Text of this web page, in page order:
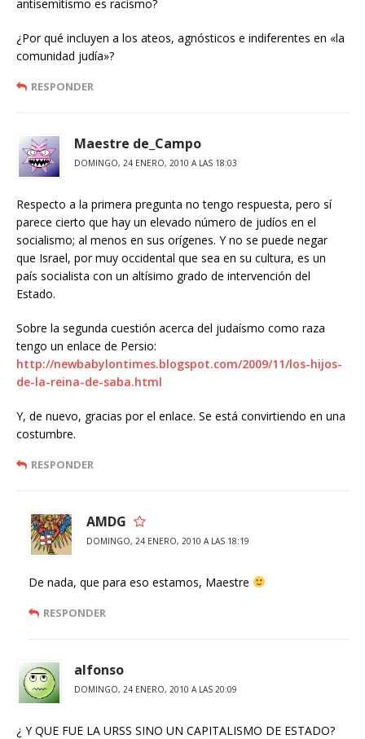
antisemitismo es racismo?
¿Por qué incluyen a los ateos, agnósticos e indiferentes en «la
comunidad judía»?
RESPONDER
Maestre de_Campo
DOMINGO, 24 ENERO, 2010 A LAS 18:03
Respecto a la primera pregunta no tengo respuesta, pero sí
parece cierto que hay un elevado número de judíos en el
socialismo; al menos en sus orígenes. Y no se puede negar
que Israel, por muy occidental que sea en su cultura, es un
país socialista con un altísimo grado de intervención del
Estado.
Sobre la segunda cuestión acerca del judaísmo como raza
tengo un enlace de Persio:
http://newbabylontimes.blogspot.com/2009/11/los-hijos-
de-la-reina-de-saba.html
Y, de nuevo, gracias por el enlace. Se está convirtiendo en una
costumbre.
RESPONDER
AMDG
DOMINGO, 24 ENERO, 2010 A LAS 18:19
De nada, que para eso estamos, Maestre
RESPONDER
alfonso
DOMINGO, 24 ENERO, 2010 A LAS 20:09
¿ Y QUE FUE LA URSS SINO UN CAPITALISMO DE ESTADO?